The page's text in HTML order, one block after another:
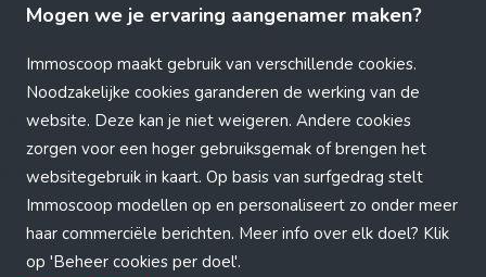
Mogen we je ervaring aangenamer maken?
Immoscoop maakt gebruik van verschillende cookies.
Noodzakelijke cookies garanderen de werking van de
website. Deze kan je niet weigeren. Andere cookies
zorgen voor een hoger gebruiksgemak of brengen het
websitegebruik in kaart. Op basis van surfgedrag stelt
Immoscoop modellen op en personaliseert zo onder meer
haar commerciële berichten. Meer info over elk doel? Klik
op 'Beheer cookies per doel'.
Application error: a client-side exception has occurred (see the
browser console for more information)